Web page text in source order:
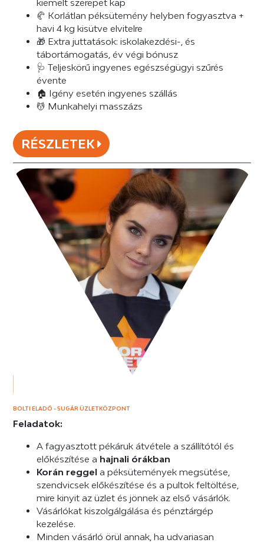
🥐 Korlátlan péksütemény helyben fogyasztva +
havi 4 kg kisütve elvitelre
🎁 Extra juttatások: iskolakezdési-, és
tábortámogatás, év végi bónusz
🩺 Teljeskörű ingyenes egészségügyi szűrés
évente
🏠 Igény esetén ingyenes szállás
💆 Munkahelyi masszázs
RÉSZLETEK
BOLTI ELADÓ - SUGÁR ÜZLETKÖZPONT
Feladatok:
A fagyasztott pékáruk átvétele a szállítótól és
előkészítése a hajnali órákban
Korán reggel a péksütemények megsütése,
szendvicsek előkészítése és a pultok feltöltése,
mire kinyit az üzlet és jönnek az első vásárlók.
Vásárlókat kiszolgálgálása és pénztárgép
kezelése.
Minden vásárló örül annak, ha udvariasan